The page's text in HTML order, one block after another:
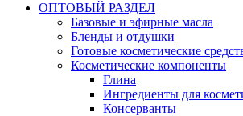
ОПТОВЫЙ РАЗДЕЛ
Базовые и эфирные масла
Бленды и отдушки
Готовые косметические
Косметические компоненты
Глина
Ингредиенты для
Консерванты